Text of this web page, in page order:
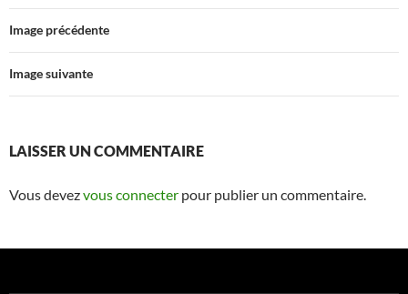
Image précédente
Image suivante
LAISSER UN COMMENTAIRE
Vous devezvous connecter pour publier un commentaire.